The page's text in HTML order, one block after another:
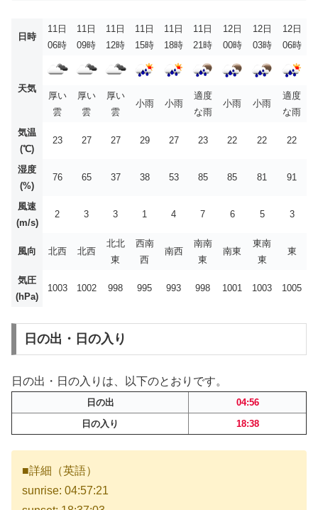
日時
11日
06時
11日
09時
11日
12時
11日
15時
11日
18時
11日
21時
12日
00時
12日
03時
12日
06時
天気
厚い
雲
厚い
雲
厚い
雲
小雨 小雨
適度
な雨
小雨 小雨
適度
な雨
気温
(℃)
23 27 27 29 27 23 22 22 22
湿度
(%)
76 65 37 38 53 85 85 81 91
風速
(m/s)
2 3 3 1 4 7 6 5 3
風向 北西 北西
北北
東
西南
西
南西
南南
東
南東
東南
東
東
気圧
(hPa)
1003 1002 998 995 993 998 1001 1003 1005
日の出・日の入り
日の出・日の入りは、以下のとおりです。
日の出
04:56
日の入り
18:38
■詳細（英語）
sunrise: 04:57:21